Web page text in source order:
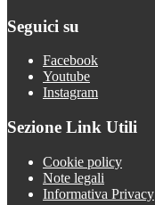
Seguici su
Facebook
Youtube
Instagram
Sezione Link Utili
Cookie policy
Note legali
Informativa Privacy